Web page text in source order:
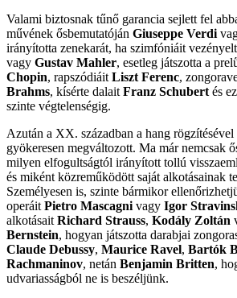
Valami biztosnak tűnő garancia sejlett fel
művének ősbemutatóján Giuseppe Verdi
irányította zenekarát, ha szimfóniáit
vagy Gustav Mahler, esetleg játszotta a
Chopin, rapszódiáitLiszt Ferenc,
Brahms, kísérte dalaitFranz Schubertés
szinte végtelenségig.
Azután a XX. században a hang
gyökeresen megváltozott. Ma már nemcsak
milyen elfogultságtól irányított tollú
és miként közreműködött saját alkotásainak
Személyesen is, szinte bármikor
operáitPietro Mascagnivagy Igor
alkotásaitRichard Strauss, Kodály Zoltán
Bernstein, hogyan játszotta darabjai
Claude Debussy, Maurice Ravel, Bartók
Rachmaninov, netán Benjamin Britten,
udvariasságból ne is beszéljünk.